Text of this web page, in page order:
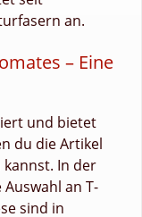
an.
– Eine
und bietet
du die Artikel
In der
an T-
sind in